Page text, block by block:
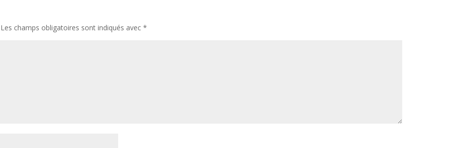
Les champs obligatoires sont indiqués avec*